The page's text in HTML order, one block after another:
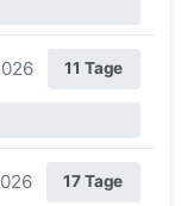
11 Tage
17 Tage